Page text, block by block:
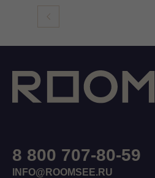
8 800 707-80-59
INFO@ROOMSEE.RU